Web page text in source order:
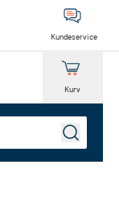
Kundeservice
Kurv
Søg